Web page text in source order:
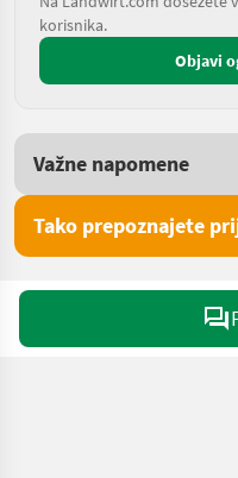
korisnika.
Objavi
Važne napomene
Tako prepoznajete